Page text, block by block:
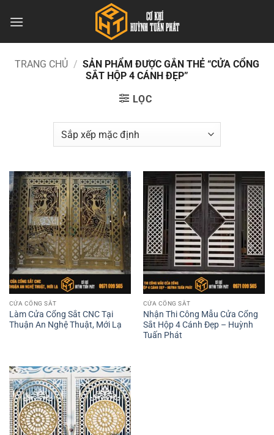
qua
TRANG CHỦ / SẢN PHẨM ĐƯỢC GẮN THẺ “CỬA CỔNG
SẮT HỘP 4 CÁNH ĐẸP”
LỌC
CỬA CỔNG SẮT
Làm Cửa Cổng Sắt CNC Tại
Thuận An Nghệ Thuật, Mới Lạ
CỬA CỔNG SẮT
Nhận Thi Công Mẫu Cửa Cổng
Sắt Hộp 4 Cánh Đẹp – Huỳnh
Tuấn Phát